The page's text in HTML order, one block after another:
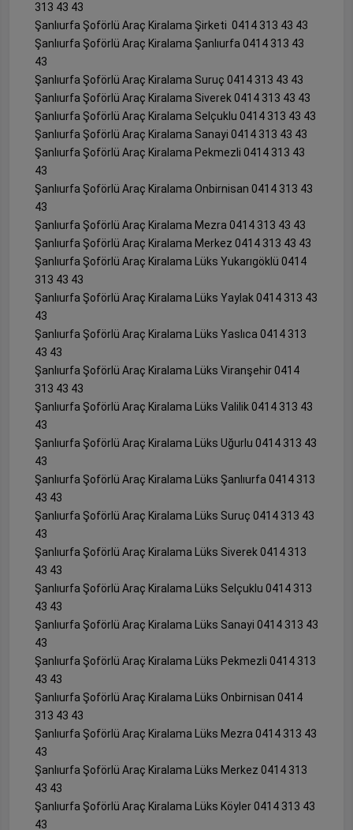
313 43 43
Şanlıurfa Şoförlü Araç Kiralama Şirketi 0414 313 43 43
Şanlıurfa Şoförlü Araç Kiralama Şanlıurfa 0414 313 43
43
Şanlıurfa Şoförlü Araç Kiralama Suruç 0414 313 43 43
Şanlıurfa Şoförlü Araç Kiralama Siverek 0414 313 43 43
Şanlıurfa Şoförlü Araç Kiralama Selçuklu 0414 313 43 43
Şanlıurfa Şoförlü Araç Kiralama Sanayi 0414 313 43 43
Şanlıurfa Şoförlü Araç Kiralama Pekmezli 0414 313 43
43
Şanlıurfa Şoförlü Araç Kiralama Onbirnisan 0414 313 43
43
Şanlıurfa Şoförlü Araç Kiralama Mezra 0414 313 43 43
Şanlıurfa Şoförlü Araç Kiralama Merkez 0414 313 43 43
Şanlıurfa Şoförlü Araç Kiralama Lüks Yukarıgöklü 0414
313 43 43
Şanlıurfa Şoförlü Araç Kiralama Lüks Yaylak 0414 313 43
43
Şanlıurfa Şoförlü Araç Kiralama Lüks Yaslıca 0414 313
43 43
Şanlıurfa Şoförlü Araç Kiralama Lüks Viranşehir 0414
313 43 43
Şanlıurfa Şoförlü Araç Kiralama Lüks Valilik 0414 313 43
43
Şanlıurfa Şoförlü Araç Kiralama Lüks Uğurlu 0414 313 43
43
Şanlıurfa Şoförlü Araç Kiralama Lüks Şanlıurfa 0414 313
43 43
Şanlıurfa Şoförlü Araç Kiralama Lüks Suruç 0414 313 43
43
Şanlıurfa Şoförlü Araç Kiralama Lüks Siverek 0414 313
43 43
Şanlıurfa Şoförlü Araç Kiralama Lüks Selçuklu 0414 313
43 43
Şanlıurfa Şoförlü Araç Kiralama Lüks Sanayi 0414 313 43
43
Şanlıurfa Şoförlü Araç Kiralama Lüks Pekmezli 0414 313
43 43
Şanlıurfa Şoförlü Araç Kiralama Lüks Onbirnisan 0414
313 43 43
Şanlıurfa Şoförlü Araç Kiralama Lüks Mezra 0414 313 43
43
Şanlıurfa Şoförlü Araç Kiralama Lüks Merkez 0414 313
43 43
Şanlıurfa Şoförlü Araç Kiralama Lüks Köyler 0414 313 43
43